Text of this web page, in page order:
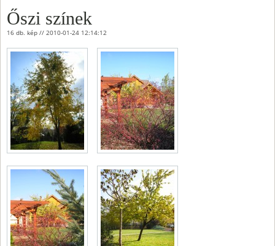
Őszi színek
16 db. kép // 2010-01-24 12:14:12